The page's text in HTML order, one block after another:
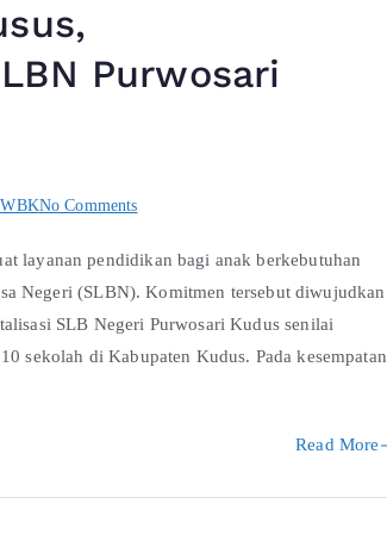
Purwosari
No Comments
layanan pendidikan bagi anak berkebutuhan
Negeri (SLBN). Komitmen tersebut diwujudkan
SLB Negeri Purwosari Kudus senilai
sekolah di Kabupaten Kudus. Pada kesempatan
Read More